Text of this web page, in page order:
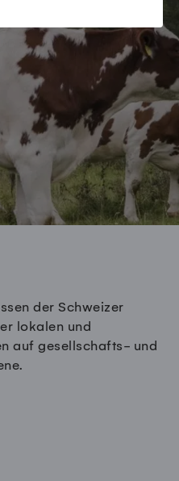
der Schweizer
lokalen und
auf gesellschafts- und